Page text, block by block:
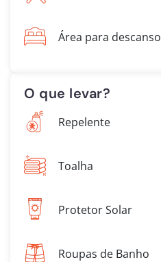
Área para descanso
O que levar?
Repelente
Toalha
Protetor Solar
Roupas de Banho